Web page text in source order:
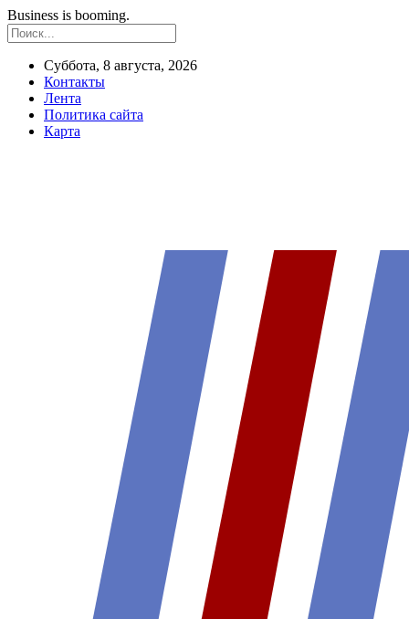
Business is booming.
Суббота, 8 августа, 2026
Контакты
Лента
Политика сайта
Карта